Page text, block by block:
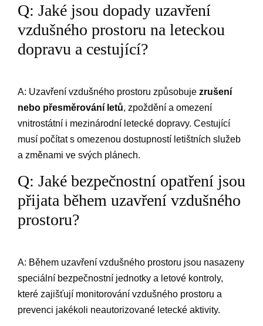
Q: ‍Jaké jsou dopady​ uzavření
vzdušného prostoru ⁤na leteckou
dopravu‍ a cestující?
A: Uzavření vzdušného‍ prostoru způsobuje​ zrušení
nebo přesměrování letů, zpoždění ⁢a⁢ omezení
⁤vnitrostátní i mezinárodní letecké dopravy.⁢ Cestující
musí⁢ počítat s omezenou ⁤dostupností ⁣letištních ⁤služeb
⁢a změnami ve svých ⁣plánech.
Q: Jaké bezpečnostní opatření ⁣jsou
⁣přijata během uzavření vzdušného
prostoru?
A: Během uzavření vzdušného prostoru jsou ‌nasazeny
speciální ‌bezpečnostní jednotky​ a letové kontroly,‌
které‍ zajišťují monitorování vzdušného⁢ prostoru a‌
prevenci jakékoli‌ neautorizované⁢ letecké‌ aktivity.